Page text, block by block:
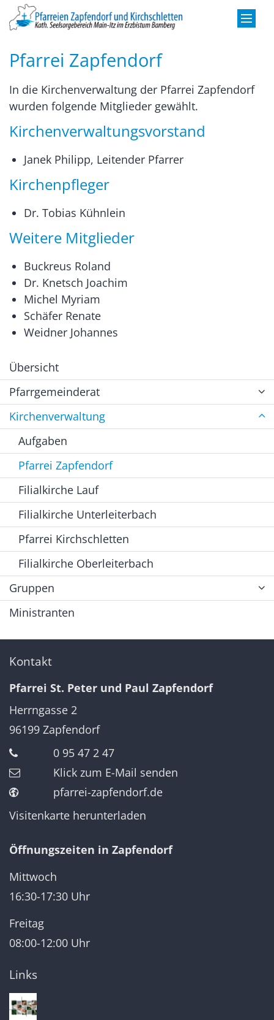
Zum Inhalt springen
Pfarrei Zapfendorf
In die Kirchenverwaltung der Pfarrei Zapfendorf
wurden folgende Mitglieder gewählt.
Kirchenverwaltungsvorstand
Janek Philipp, Leitender Pfarrer
Kirchenpfleger
Dr. Tobias Kühnlein
Weitere Mitglieder
Buckreus Roland
Dr. Knetsch Joachim
Michel Myriam
Schäfer Renate
Weidner Johannes
Übersicht
Pfarrgemeinderat
Kirchenverwaltung
Aufgaben
Pfarrei Zapfendorf
Filialkirche Lauf
Filialkirche Unterleiterbach
Pfarrei Kirchschletten
Filialkirche Oberleiterbach
Gruppen
Ministranten
Kontakt
Pfarrei St. Peter und Paul Zapfendorf
Herrngasse 2
96199 Zapfendorf
0 95 47 2 47
Klick zum E-Mail senden
pfarrei-zapfendorf.de
Visitenkarte herunterladen
Öffnungszeiten in Zapfendorf
Mittwoch
16:30-17:30 Uhr
Freitag
08:00-12:00 Uhr
Links